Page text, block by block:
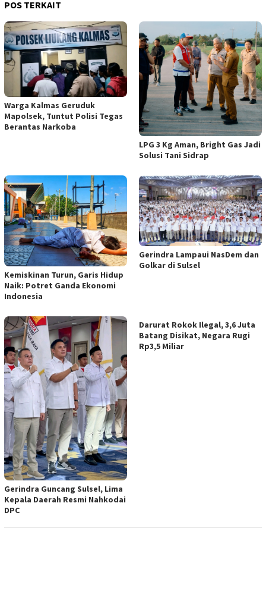
POS TERKAIT
Warga Kalmas Geruduk
Mapolsek, Tuntut Polisi Tegas
Berantas Narkoba
LPG 3 Kg Aman, Bright Gas Jadi
Solusi Tani Sidrap
Kemiskinan Turun, Garis Hidup
Naik: Potret Ganda Ekonomi
Indonesia
Gerindra Lampaui NasDem dan
Golkar di Sulsel
Gerindra Guncang Sulsel, Lima
Kepala Daerah Resmi Nahkodai
DPC
Darurat Rokok Ilegal, 3,6 Juta
Batang Disikat, Negara Rugi
Rp3,5 Miliar